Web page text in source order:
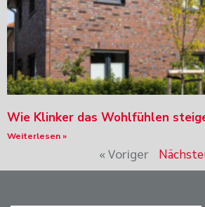
Wie Klinker das Wohlfühlen
Weiterlesen »
« Voriger